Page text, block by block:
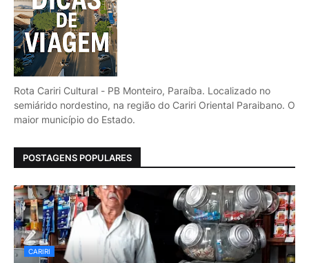
Rota Cariri Cultural - PB Monteiro, Paraíba. Localizado no
semiárido nordestino, na região do Cariri Oriental Paraibano. O
maior município do Estado.
POSTAGENS POPULARES
CARIRI